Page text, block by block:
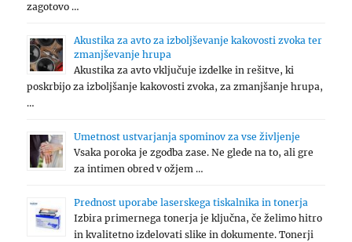
zagotovo …
Akustika za avto za izboljševanje kakovosti zvoka ter
zmanjševanje hrupa
Akustika za avto vključuje izdelke in rešitve, ki
poskrbijo za izboljšanje kakovosti zvoka, za zmanjšanje hrupa,
…
Umetnost ustvarjanja spominov za vse življenje
Vsaka poroka je zgodba zase. Ne glede na to, ali gre
za intimen obred v ožjem …
Prednost uporabe laserskega tiskalnika in tonerja
Izbira primernega tonerja je ključna, če želimo hitro
in kvalitetno izdelovati slike in dokumente. Tonerji